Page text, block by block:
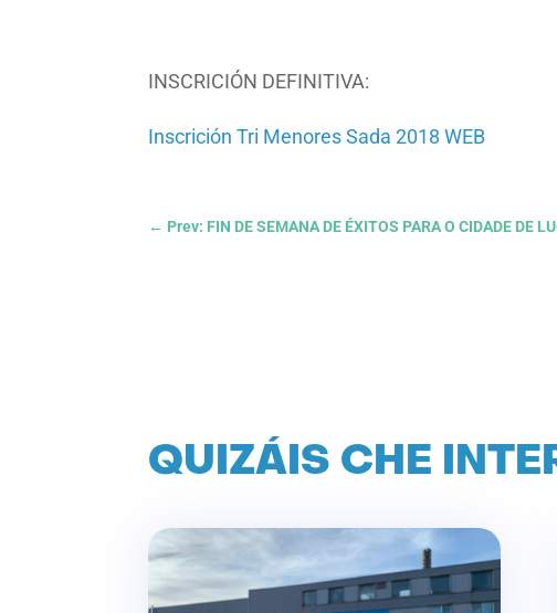
INSCRICIÓN DEFINITIVA:
Inscrición Tri Menores Sada 2018 WEB
← Prev: FIN DE SEMANA DE ÉXITOS PARA O CIDADE DE
QUIZÁIS CHE